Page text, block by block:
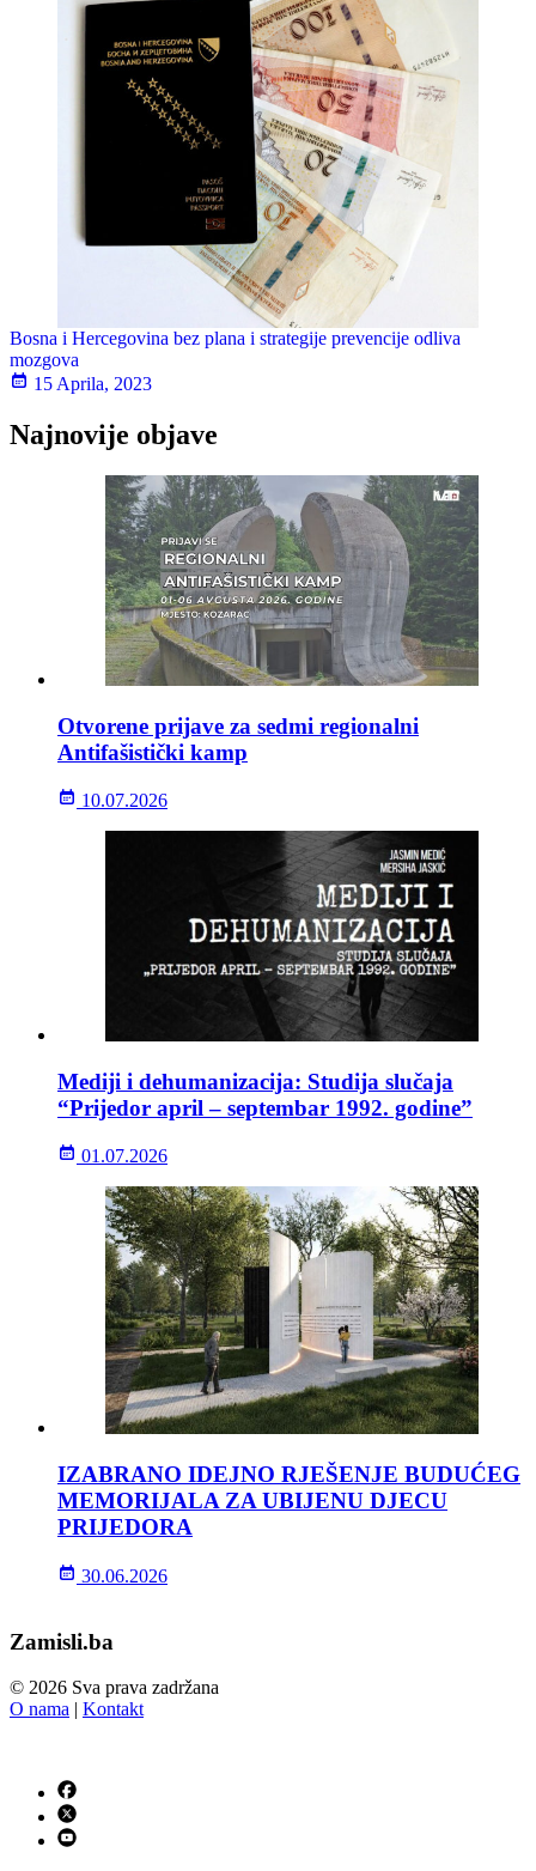
Bosna i Hercegovina bez plana i strategije prevencije odliva
mozgova
15 Aprila, 2023
Najnovije objave
Otvorene prijave za sedmi regionalni
Antifašistički kamp
10.07.2026
Mediji i dehumanizacija: Studija slučaja
“Prijedor april – septembar 1992. godine”
01.07.2026
IZABRANO IDEJNO RJEŠENJE BUDUĆEG
MEMORIJALA ZA UBIJENU DJECU
PRIJEDORA
30.06.2026
Zamisli.ba
© 2026 Sva prava zadržana
O nama | Kontakt